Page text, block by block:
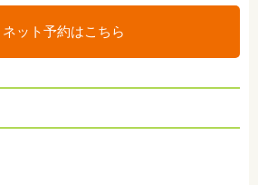
ネット予約はこちら